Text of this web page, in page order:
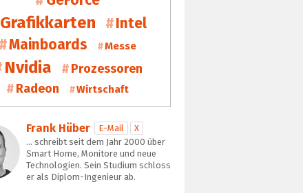
Grafikkarten
Intel
Mainboards
Messe
Nvidia
Prozessoren
Radeon
Wirtschaft
Frank Hüber E-Mail
X
… schreibt seit dem Jahr 2000 über
Smart Home, Monitore und neue
Technologien. Sein Studium schloss
er als Diplom-Ingenieur ab.